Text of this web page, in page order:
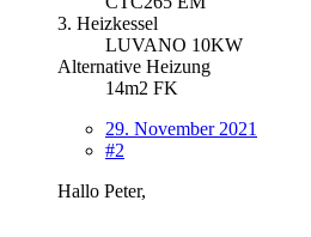
3. Heizkessel
LUVANO 10KW
Alternative Heizung
14m2 FK
29. November 2021
#2
Hallo Peter,